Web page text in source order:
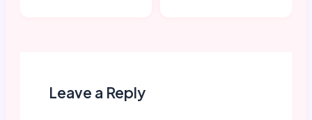
Leave a Reply